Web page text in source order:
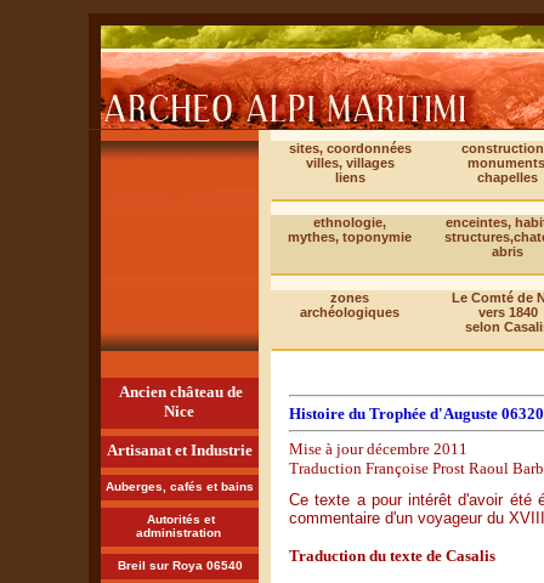
sites, coordonnées
villes, villages
liens
chapelles
ethnologie,
mythes, toponymie
enceintes,
abris
zones
archéologiques
Le Comté de
vers 1840
selon
Ancien château de
Nice
Artisanat et Industrie
Auberges, cafés et bains
Autorités et
administration
Breil sur Roya 06540
Histoire du Trophée d'Auguste
Mise à jour décembre 2011
Traduction Françoise Prost Raoul
Ce texte a pour intérêt d'avoir été
commentaire d'un voyageur du
Traduction du texte de Casalis